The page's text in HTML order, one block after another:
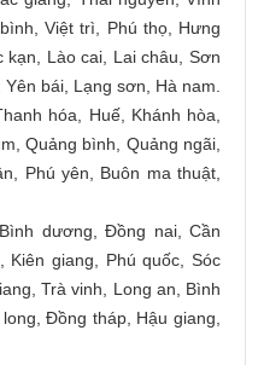
Việt trì, Phú thọ, Hưng
kạn, Lào cai, Lai châu, Sơn
bái, Lạng sơn, Hà nam.
hóa, Huế, Khánh hòa,
Quảng bình, Quảng ngãi,
Phú yên, Buôn ma thuật,
dương, Đồng nai, Cần
giang, Phú quốc, Sóc
Trà vinh, Long an, Bình
Đồng tháp, Hậu giang,